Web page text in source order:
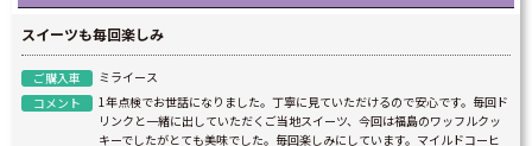
スイーツも毎回楽しみ
ご購入車
ミライース
コメント
1年点検でお世話になりました。丁寧に見ていただけるので安心です。毎回ド
リンクと一緒に出していただくご当地スイーツ、今回は福島のワッフルクッ
キーでしたがとても美味でした。毎回楽しみにしています。マイルドコーヒ